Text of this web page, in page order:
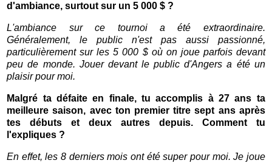
d'ambiance, surtout sur un 5 000 $ ?
L'ambiance sur ce tournoi a été extraordinaire.
Généralement, le public n'est pas aussi passionné,
particulièrement sur les 5 000 $ où on joue parfois devant
peu de monde. Jouer devant le public d'Angers a été un
plaisir pour moi.
Malgré ta défaite en finale, tu accomplis à 27 ans ta
meilleure saison, avec ton premier titre sept ans après
tes débuts et deux autres depuis. Comment tu
l'expliques ?
En effet, les 8 derniers mois ont été super pour moi. Je joue